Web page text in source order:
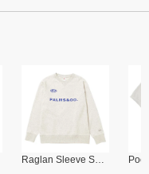
Raglan Sleeve Sweat Shirt